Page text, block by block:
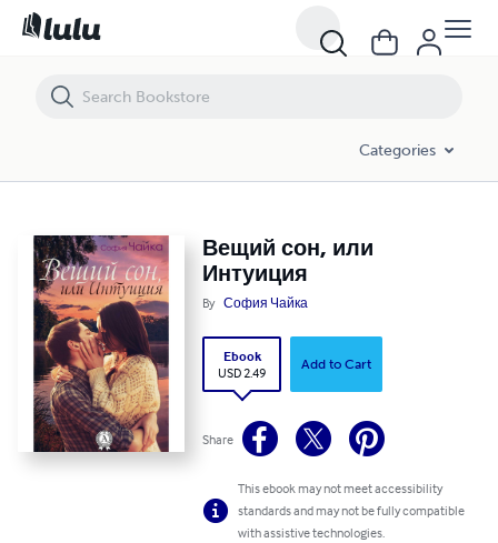
Categories
Вещий сон, или
Интуиция
By София Чайка
Ebook
USD 2.49
Add to Cart
Share
This ebook may not meet accessibility
standards and may not be fully compatible
with assistive technologies.
Вещий сон, или Интуиция